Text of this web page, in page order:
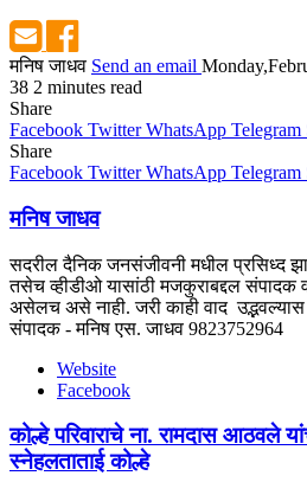
मनिष जाधव Send an email
38 2 minutes read
Share
Facebook Twitter WhatsApp Telegram
Share
Facebook Twitter WhatsApp Telegram
मनिष जाधव
सदरील दैनिक जनसंजीवनी मधील प्रसिध्द
तसेच व्हीडीओ यासांठी मजकुराबद्दल
असेलच असे नाही. जरी काही वाद उद्भवल्यास
संपादक - मनिष एस. जाधव 9823752964
Website
Facebook
कोल्हे परिवाराचे ना. रामदास आठवले
स्नेहलताताई कोल्हे